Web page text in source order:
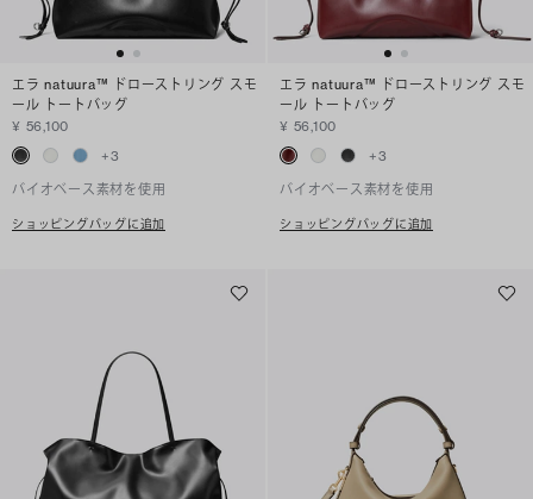
エラ natuura™ ドローストリング スモ
ール トートバッグ
¥ 56,100
+3
バイオベース素材を使用
ショッピングバッグに追加
エラ natuura™ ドローストリング スモ
ール トートバッグ
¥ 56,100
+3
バイオベース素材を使用
ショッピングバッグに追加